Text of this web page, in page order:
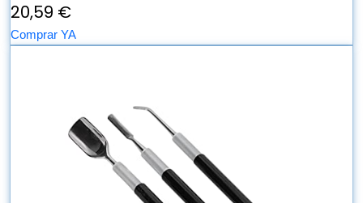
20,59 €
Comprar YA